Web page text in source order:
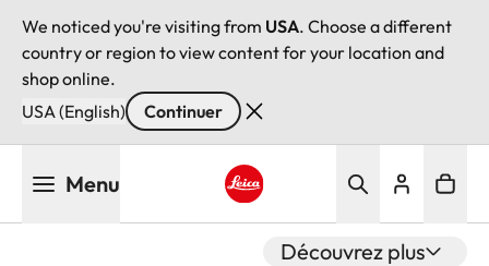
We noticed you're visiting from USA. Choose a different
country or region to view content for your location and
shop online.
USA (English)
Continuer
Menu
Découvrez plus